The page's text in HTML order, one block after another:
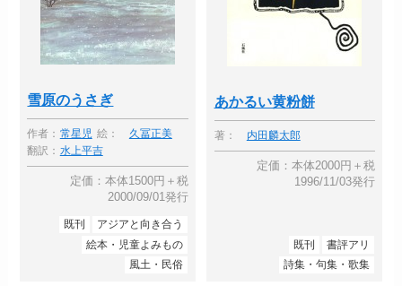
雪原のうさぎ
作者： 常星児 絵：
久冨正美
翻訳： 水上平吉
定価：本体1500円＋税
2000/09/01発行
既刊
アジアと向き合う
絵本・児童よみもの
風土・民俗
あかるい黄粉餅
著： 内田麟太郎
定価：本体2000円＋税
1996/11/03発行
既刊
書評アリ
詩集・句集・歌集